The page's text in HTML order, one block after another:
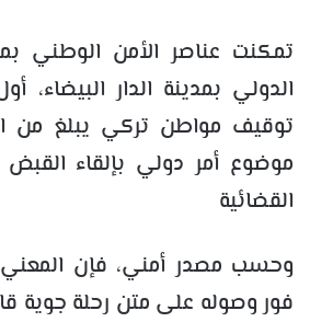
تمكنت عناصر الأمن الوطني
الدولي بمدينة الدار
موضوع أمر دولي بإلقاء
القضائية
وحسب مصدر أمني، فإن المعني
فور وصوله على متن رحلة جوية